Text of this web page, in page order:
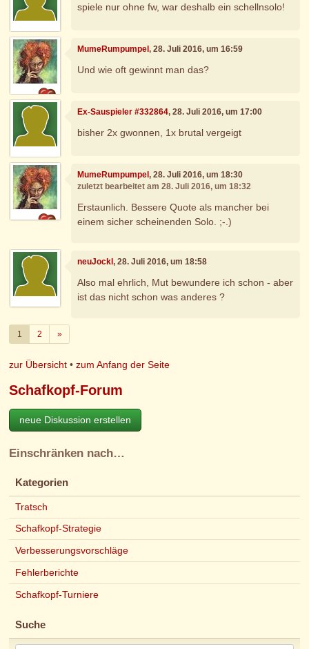
spiele nur ohne fw, war deshalb ein schellnsolo!
MumeRumpumpel, 28. Juli 2016, um 16:59
Und wie oft gewinnt man das?
Ex-Sauspieler #332864, 28. Juli 2016, um 17:00
bisher 2x gwonnen, 1x brutal vergeigt
MumeRumpumpel, 28. Juli 2016, um 18:30
zuletzt bearbeitet am 28. Juli 2016, um 18:32
Erstaunlich. Bessere Quote als mancher bei
einem sicher scheinenden Solo. ;-.)
neuJockl, 28. Juli 2016, um 18:58
Also mal ehrlich, Mut bewundere ich schon - aber
ist das nicht schon was anderes ?
1 2 »Weiter
zur Übersicht •zum Anfang der Seite
Schafkopf-Forum
neue Diskussion erstellen
Einschränken nach…
Kategorien
Tratsch
Schafkopf-Strategie
Verbesserungsvorschläge
Fehlerberichte
Schafkopf-Turniere
Suche